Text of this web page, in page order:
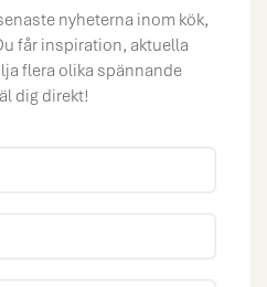
nyheterna inom kök,
får inspiration, aktuella
flera olika spännande
dig direkt!